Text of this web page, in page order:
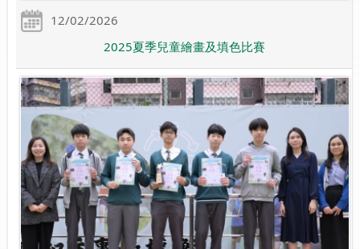
12/02/2026
2025夏季兒童繪畫及填色比賽